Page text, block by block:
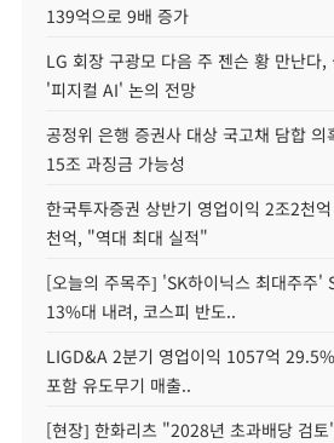
139억으로 9배 증가
LG 회장 구광모 다음 주 젠슨 황 만난다,
'피지컬 AI' 논의 전망
공정위 은행 증권사 대상 국고채 담합 의
15조 과징금 가능성
한국투자증권 상반기 영업이익 2조2천
천억, "역대 최대 실적"
[오늘의 주목주] 'SK하이닉스 최대주주'
13%대 내려, 코스피 반도..
LIGD&A 2분기 영업이익 1057억
포함 유도무기 매출..
[현장] 한화리츠 "2028년 초과배당 검